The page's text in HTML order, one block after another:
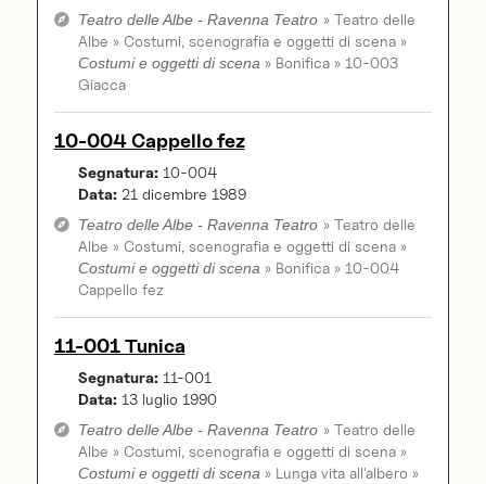
Teatro delle Albe - Ravenna Teatro
Albe » Costumi, scenografia e oggetti di scena »
Costumi e oggetti di scena
Giacca
10-004 Cappello fez
Segnatura:10-004
Data:21 dicembre 1989
Teatro delle Albe - Ravenna Teatro
Albe » Costumi, scenografia e oggetti di scena »
Costumi e oggetti di scena
Cappello fez
11-001 Tunica
Segnatura:11-001
Data:13 luglio 1990
Teatro delle Albe - Ravenna Teatro
Albe » Costumi, scenografia e oggetti di scena »
Costumi e oggetti di scena